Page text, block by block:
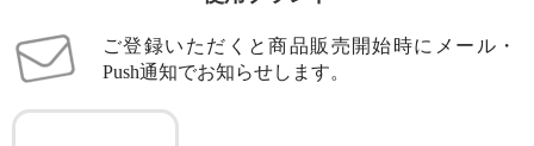
ご登録いただくと商品販売開始時にメール・
Push通知でお知らせします。